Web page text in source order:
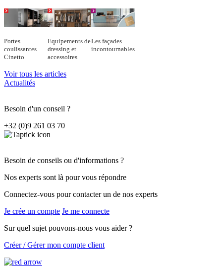
Portes
coulissantes
Cinetto
Equipements de
dressing et
accessoires
Les façades
incontournables
Voir tous les articles
Actualités
Besoin d'un conseil ?
+32 (0)9 261 03 70
Besoin de conseils ou d'informations ?
Nos experts sont là pour vous répondre
Connectez-vous pour contacter un de nos experts
Je crée un compte Je me connecte
Sur quel sujet pouvons-nous vous aider ?
Créer / Gérer mon compte client